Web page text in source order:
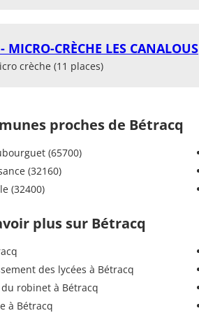
MICRO-CRÈCHE LES CANALOUS
crèche (11 places)
proches de Bétracq
(65700)
(32160)
(32400)
plus sur Bétracq
des lycées à Bétracq
du robinet à Bétracq
à Bétracq